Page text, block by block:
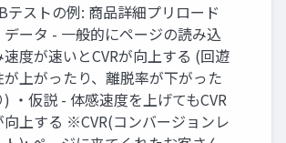
テストの例: 商品詳細プリロード
データ - 一般的にページの読み込
速度が速いとCVRが向上する (回遊
が上がったり、離脱率が下がった
) ・仮説 - 体感速度を上げてもCVR
向上する ※CVR(コンバージョンレ